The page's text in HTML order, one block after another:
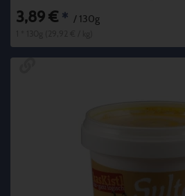
3,89 € * / 130g